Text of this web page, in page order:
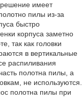
решение имеет
пилы из-за
быстро
корпуса заметно
так как головки
в вертикальные
распиливания
полотна пилы, а
не используются.
полотна пилы при